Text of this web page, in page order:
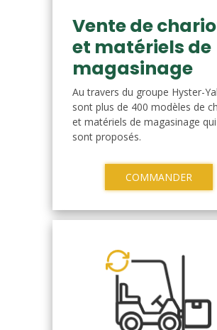
Vente de
et matériels de
magasinage
Au travers du groupe Hyster-
sont plus de 400 modèles de
et matériels de magasinage
sont proposés.
COMMANDER